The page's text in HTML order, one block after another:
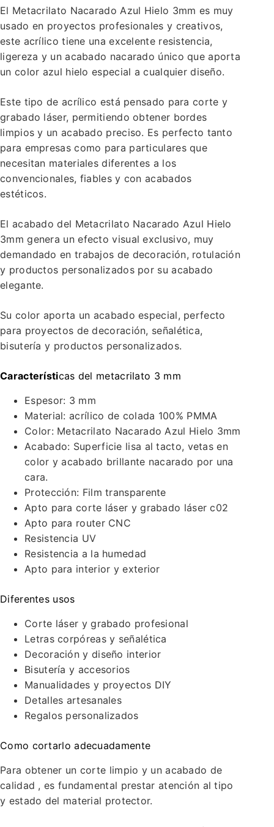
El Metacrilato Nacarado Azul Hielo 3mm es muy
usado en proyectos profesionales y creativos,
este acrílico tiene una excelente resistencia,
ligereza y un acabado nacarado único que aporta
un color azul hielo especial a cualquier diseño.
Este tipo de acrílico está pensado para corte y
grabado láser, permitiendo obtener bordes
limpios y un acabado preciso. Es perfecto tanto
para empresas como para particulares que
necesitan materiales diferentes a los
convencionales, fiables y con acabados
estéticos.
El acabado del Metacrilato Nacarado Azul Hielo
3mm genera un efecto visual exclusivo, muy
demandado en trabajos de decoración, rotulación
y productos personalizados por su acabado
elegante.
Su color aporta un acabado especial, perfecto
para proyectos de decoración, señalética,
bisutería y productos personalizados.
Características del metacrilato 3 mm
Espesor: 3 mm
Material: acrílico de colada 100% PMMA
Color: Metacrilato Nacarado Azul Hielo 3mm
Acabado: Superficie lisa al tacto, vetas en
color y acabado brillante nacarado por una
cara.
Protección: Film transparente
Apto para corte láser y grabado láser c02
Apto para router CNC
Resistencia UV
Resistencia a la humedad
Apto para interior y exterior
Diferentes usos
Corte láser y grabado profesional
Letras corpóreas y señalética
Decoración y diseño interior
Bisutería y accesorios
Manualidades y proyectos DIY
Detalles artesanales
Regalos personalizados
Como cortarlo adecuadamente
Para obtener un corte limpio y un acabado de
calidad , es fundamental prestar atención al tipo
y estado del material protector.